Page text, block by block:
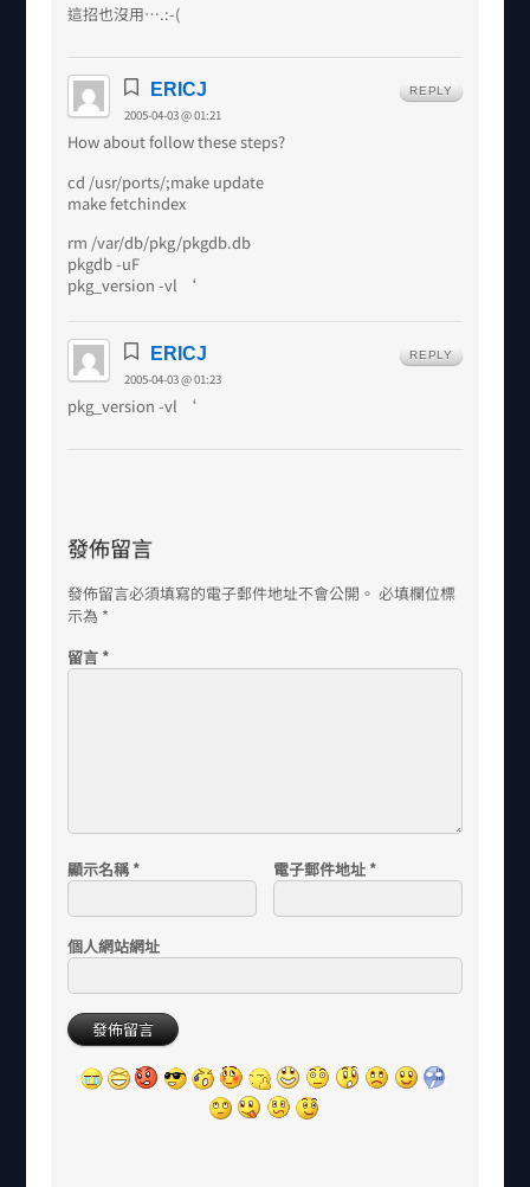
這招也沒用….:-(
ERICJ
2005-04-03 @ 01:21
How about follow these steps?
cd /usr/ports/;make update
make fetchindex
rm /var/db/pkg/pkgdb.db
pkgdb -uF
pkg_version -vl ‘
REPLY
ERICJ
2005-04-03 @ 01:23
pkg_version -vl ‘
REPLY
發佈留言
發佈留言必須填寫的電子郵件地址不會公開。 必填欄位標
示為 *
留言 *
顯示名稱 * 電子郵件地址 *
個人網站網址